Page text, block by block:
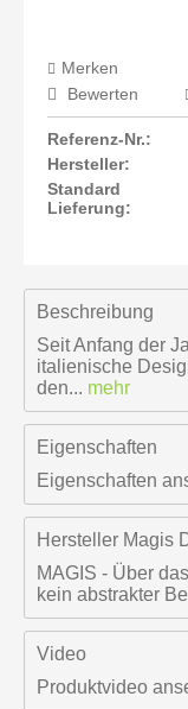
Merken
Bewerten
Referenz-Nr.:
Hersteller:
Standard
Lieferung:
Beschreibung
Seit Anfang der
italienische
den... mehr
Eigenschaften
Eigenschaften
Hersteller Magis
MAGIS - Über
kein abstrakter
Video
Produktvideo